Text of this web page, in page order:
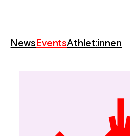
NewsEventsAthlet:innen